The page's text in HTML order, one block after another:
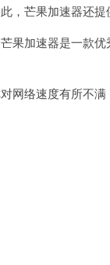
芒果加速器还提
加速器是一款优
络速度有所不满